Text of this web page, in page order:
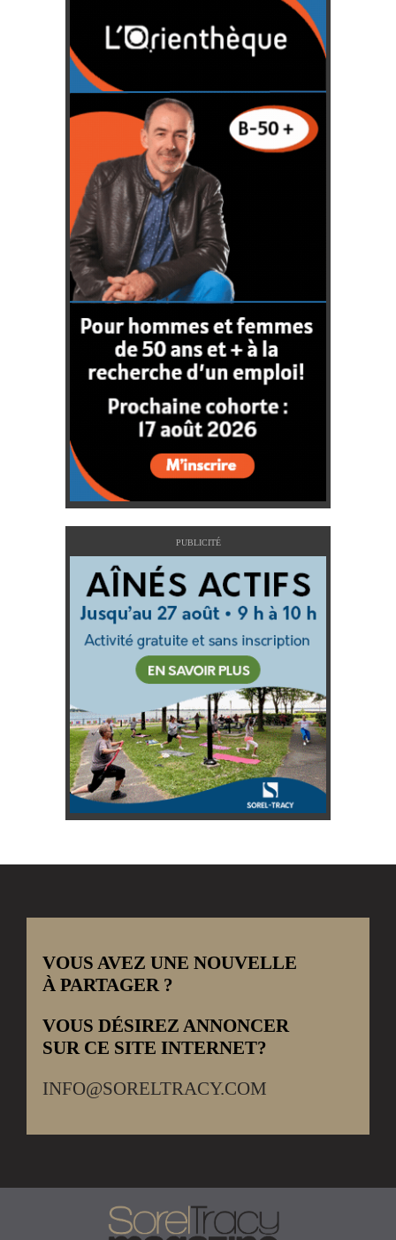
PUBLICITÉ
VOUS AVEZ UNE NOUVELLE
À PARTAGER ?
VOUS DÉSIREZ ANNONCER
SUR CE SITE INTERNET?
INFO@SORELTRACY.COM